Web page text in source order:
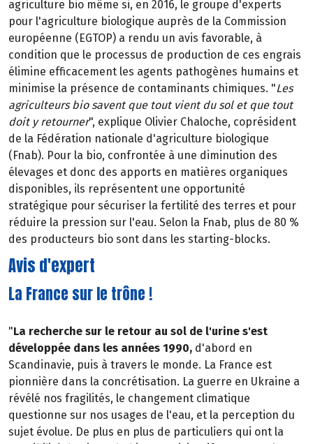
agriculture bio même si, en 2016, le groupe d'experts
pour l'agriculture biologique auprès de la Commission
européenne (EGTOP) a rendu un avis favorable, à
condition que le processus de production de ces engrais
élimine efficacement les agents pathogènes humains et
minimise la présence de contaminants chimiques. "Les
agriculteurs bio savent que tout vient du sol et que tout
doit y retourner", explique Olivier Chaloche, coprésident
de la Fédération nationale d'agriculture biologique
(Fnab). Pour la bio, confrontée à une diminution des
élevages et donc des apports en matières organiques
disponibles, ils représentent une opportunité
stratégique pour sécuriser la fertilité des terres et pour
réduire la pression sur l'eau. Selon la Fnab, plus de 80 %
des producteurs bio sont dans les starting-blocks.
Avis d'expert
La France sur le trône !
"La recherche sur le retour au sol de l'urine s'est
développée dans les années 1990, d'abord en
Scandinavie, puis à travers le monde. La France est
pionnière dans la concrétisation. La guerre en Ukraine a
révélé nos fragilités, le changement climatique
questionne sur nos usages de l'eau, et la perception du
sujet évolue. De plus en plus de particuliers qui ont la